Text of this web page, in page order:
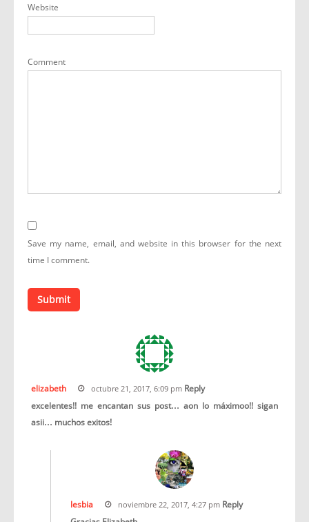
Website
Comment
Save my name, email, and website in this browser for the next
time I comment.
elizabeth octubre 21, 2017, 6:09 pm Reply
excelentes!! me encantan sus post… aon lo máximoo!! sigan
asii… muchos exitos!
lesbia noviembre 22, 2017, 4:27 pm Reply